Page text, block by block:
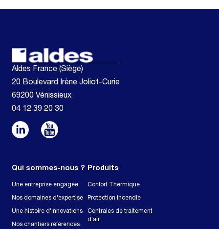
Aldes France (Siège)
20 Boulevard Irène Joliot-Curie
69200 Vénissieux
04 12 39 20 30
Qui sommes-nous ?
Une entreprise engagée
Nos domaines d'expertise
Une histoire d'innovations
Nos chantiers références
Produits
Confort Thermique
Protection incendie
Centrales de traitement
d'air